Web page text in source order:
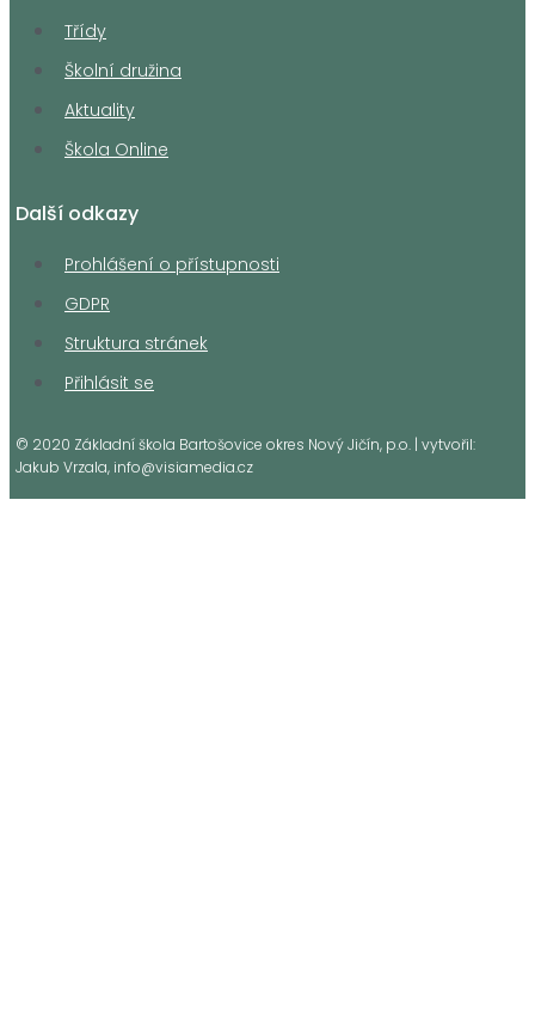
Třídy
Školní družina
Aktuality
Škola Online
Další odkazy
Prohlášení o přístupnosti
GDPR
Struktura stránek
Přihlásit se
© 2020 Základní škola Bartošovice okres Nový Jičín, p.o. | vytvořil:
Jakub Vrzala, info@visiamedia.cz